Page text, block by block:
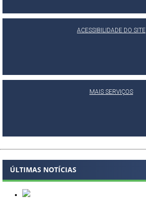
ACESSIBILIDADE DO SITE
MAIS SERVIÇOS
ÚLTIMAS NOTÍCIAS